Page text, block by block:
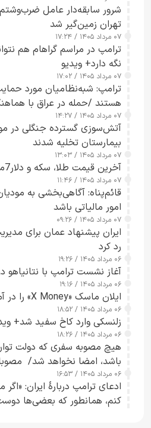
شرور سابقه‌دار عامل
تهران زمین‌گیر شد
۰۷ مرداد ۱۴۰۵ / ۱۷:۲۴
ترامپ در مراسم گراهام هم
نگه دارد+ ویدیو
۰۷ مرداد ۱۴۰۵ / ۱۷:۰۲
ترامپ: شبه‌نظامیان مورد
هستند /حمله در عراق با
۰۷ مرداد ۱۴۰۵ / ۱۴:۲۷
آتش‌سوزی گسترده جنگلی در
بیمارستان تخلیه شدند
۰۷ مرداد ۱۴۰۵ / ۱۳:۰۳
آخرین قیمت طلا، سکه و دلار7مرداد1405
۰۷ مرداد ۱۴۰۵ / ۱۱:۴۶
قائم‌پناه: آگاهی‌بخشی به
امور مالیاتی باشد
۰۷ مرداد ۱۴۰۵ / ۰۹:۲۶
ایران پیشنهاد عمان برای
رد کرد
۰۶ مرداد ۱۴۰۵ / ۱۹:۲۶
آغاز نشست ترامپ با نتانیاهو
۰۶ مرداد ۱۴۰۵ / ۱۹:۱۶
ایلان ماسک «X Money» را در آمریکا راه‌اندازی کرد
۰۶ مرداد ۱۴۰۵ / ۱۸:۵۲
زلنسکی وارد کاخ سفید شد+
۰۶ مرداد ۱۴۰۵ / ۱۸:۲۶
هیچ مصوبه سفری که دولت
باشد، امضا نخواهد شد/
چارچوب قانون بودجه است+
۰۶ مرداد ۱۴۰۵ / ۱۶:۵۳
ادعای ترامپ دربارهٔ ایران: «اگر
کنم، همانطور که بعضی‌ها